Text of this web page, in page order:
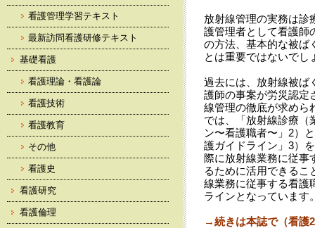
放射線管理の実務は診
護管理者として看護師
の方法、基本的な被ば
とは重要ではないでし
過去には、放射線被ば
護師の事案が労災認定
線管理の徹底が求めら
では、「放射線診療（
ン〜看護職者〜」 2）
護ガイドライン」 3）
際に放射線業務に従事
るために活用できるこ
線業務に従事する看護
ラインとなっています
→続きは本誌で（看護
看護管理学習テキスト
最新訪問看護研修テキスト
基礎看護
看護理論・看護論
看護技術
看護教育
その他
看護史
看護研究
看護倫理